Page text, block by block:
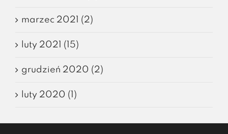
marzec 2021 (2)
luty 2021 (15)
grudzień 2020 (2)
luty 2020 (1)